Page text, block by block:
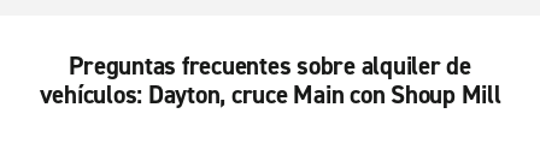
Preguntas frecuentes sobre alquiler de
vehículos: Dayton, cruce Main con Shoup Mill